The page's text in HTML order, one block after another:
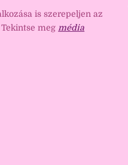
is szerepeljen az
megmédia